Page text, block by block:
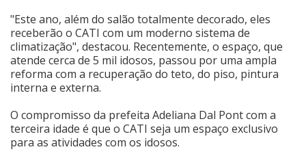
"Este ano, além do salão totalmente decorado, eles
receberão o CATI com um moderno sistema de
climatização", destacou. Recentemente, o espaço, que
atende cerca de 5 mil idosos, passou por uma ampla
reforma com a recuperação do teto, do piso, pintura
interna e externa.
O compromisso da prefeita Adeliana Dal Pont com a
terceira idade é que o CATI seja um espaço exclusivo
para as atividades com os idosos.